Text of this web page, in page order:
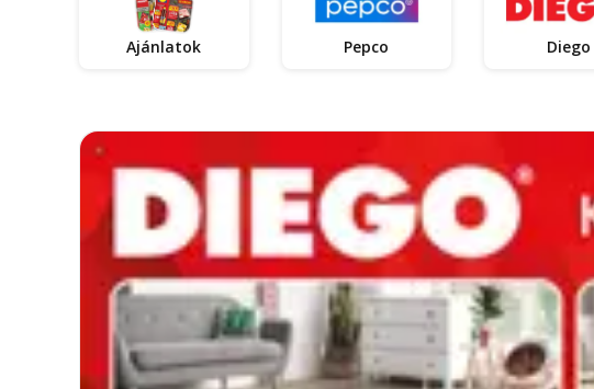
Ajánlatok Pepco Diego